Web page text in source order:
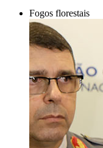
Fogos florestais